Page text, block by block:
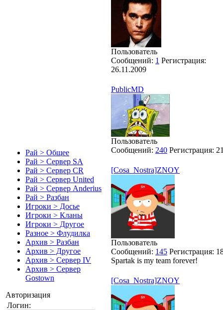
Рай > Общее
Рай > Сервер SA
Рай > Сервер CR
Рай > Сервер United
Рай > Сервер Anderius
Рай > Разбан
Игроки > Досье
Игроки > Кланы
Игроки > Другое
Разное > Флудилка
Архив > Разбан
Архив > Другое
Архив > Сервер IV
Архив > Сервер
Gostown
Авторизация
Логин:
Пользователь
Сообщений: 1 Регистрация:
26.11.2009
PublicMD
Пользователь
Сообщений: 240 Регистрация:
[Cosa_Nostra]ZNOY
Пользователь
Сообщений: 145 Регистрация:
Spartak is my team forever!
[Cosa_Nostra]ZNOY